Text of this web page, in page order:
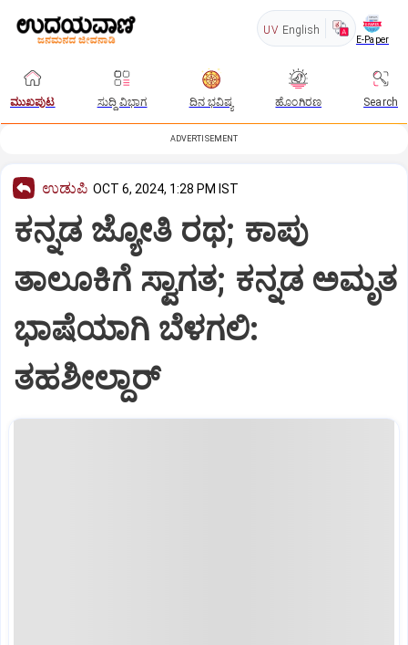
UV English
E-Paper
ಮುಖಪುಟ ಸುದ್ದಿ ವಿಭಾಗ ದಿನ ಭವಿಷ್ಯ ಹೊಂಗಿರಣ Search
ADVERTISEMENT
ಉಡುಪಿ OCT 6, 2024, 1:28 PM IST
ಕನ್ನಡ ಜ್ಯೋತಿ ರಥ; ಕಾಪು
ತಾಲೂಕಿಗೆ ಸ್ವಾಗತ; ಕನ್ನಡ ಅಮೃತ
ಭಾಷೆಯಾಗಿ ಬೆಳಗಲಿ:
ತಹಶೀಲ್ದಾರ್‌